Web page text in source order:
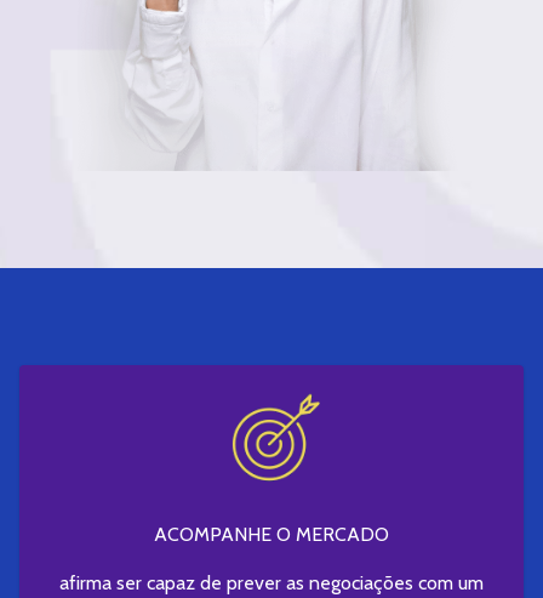
ACOMPANHE O MERCADO
afirma ser capaz de prever as negociações com um